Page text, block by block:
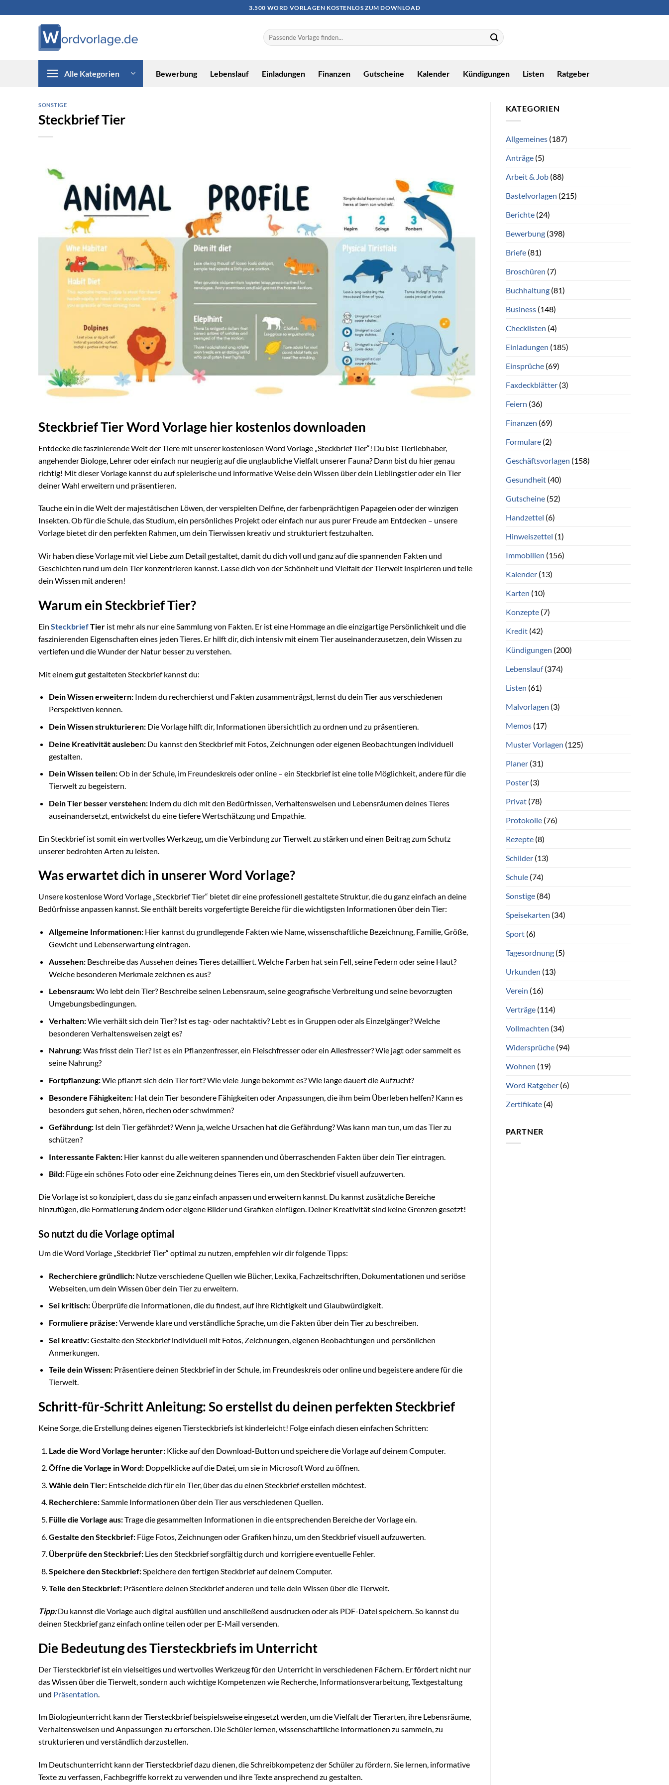
3.500 WORD VORLAGEN KOSTENLOS ZUM DOWNLOAD
Alle Kategorien Bewerbung Lebenslauf Einladungen Finanzen Gutscheine Kalender Kündigungen Listen Ratgeber
SONSTIGE
Steckbrief Tier
Steckbrief Tier Word Vorlage hier kostenlos downloaden
Entdecke die faszinierende Welt der Tiere mit unserer kostenlosen Word Vorlage „Steckbrief Tier“! Du bist Tierliebhaber,
angehender Biologe, Lehrer oder einfach nur neugierig auf die unglaubliche Vielfalt unserer Fauna? Dann bist du hier genau
richtig! Mit dieser Vorlage kannst du auf spielerische und informative Weise dein Wissen über dein Lieblingstier oder ein Tier
deiner Wahl erweitern und präsentieren.
Tauche ein in die Welt der majestätischen Löwen, der verspielten Delfine, der farbenprächtigen Papageien oder der winzigen
Insekten. Ob für die Schule, das Studium, ein persönliches Projekt oder einfach nur aus purer Freude am Entdecken – unsere
Vorlage bietet dir den perfekten Rahmen, um dein Tierwissen kreativ und strukturiert festzuhalten.
Wir haben diese Vorlage mit viel Liebe zum Detail gestaltet, damit du dich voll und ganz auf die spannenden Fakten und
Geschichten rund um dein Tier konzentrieren kannst. Lasse dich von der Schönheit und Vielfalt der Tierwelt inspirieren und teile
dein Wissen mit anderen!
Warum ein Steckbrief Tier?
Ein SteckbriefTier ist mehr als nur eine Sammlung von Fakten. Er ist eine Hommage an die einzigartige Persönlichkeit und die
faszinierenden Eigenschaften eines jeden Tieres. Er hilft dir, dich intensiv mit einem Tier auseinanderzusetzen, dein Wissen zu
vertiefen und die Wunder der Natur besser zu verstehen.
Mit einem gut gestalteten Steckbrief kannst du:
Dein Wissen erweitern:Indem du recherchierst und Fakten zusammenträgst, lernst du dein Tier aus verschiedenen
Perspektiven kennen.
Dein Wissen strukturieren:Die Vorlage hilft dir, Informationen übersichtlich zu ordnen und zu präsentieren.
Deine Kreativität ausleben:Du kannst den Steckbrief mit Fotos, Zeichnungen oder eigenen Beobachtungen individuell
gestalten.
Dein Wissen teilen:Ob in der Schule, im Freundeskreis oder online – ein Steckbrief ist eine tolle Möglichkeit, andere für die
Tierwelt zu begeistern.
Dein Tier besser verstehen:Indem du dich mit den Bedürfnissen, Verhaltensweisen und Lebensräumen deines Tieres
auseinandersetzt, entwickelst du eine tiefere Wertschätzung und Empathie.
Ein Steckbrief ist somit ein wertvolles Werkzeug, um die Verbindung zur Tierwelt zu stärken und einen Beitrag zum Schutz
unserer bedrohten Arten zu leisten.
Was erwartet dich in unserer Word Vorlage?
Unsere kostenlose Word Vorlage „Steckbrief Tier“ bietet dir eine professionell gestaltete Struktur, die du ganz einfach an deine
Bedürfnisse anpassen kannst. Sie enthält bereits vorgefertigte Bereiche für die wichtigsten Informationen über dein Tier:
Allgemeine Informationen:Hier kannst du grundlegende Fakten wie Name, wissenschaftliche Bezeichnung, Familie, Größe,
Gewicht und Lebenserwartung eintragen.
Aussehen:Beschreibe das Aussehen deines Tieres detailliert. Welche Farben hat sein Fell, seine Federn oder seine Haut?
Welche besonderen Merkmale zeichnen es aus?
Lebensraum:Wo lebt dein Tier? Beschreibe seinen Lebensraum, seine geografische Verbreitung und seine bevorzugten
Umgebungsbedingungen.
Verhalten:Wie verhält sich dein Tier? Ist es tag- oder nachtaktiv? Lebt es in Gruppen oder als Einzelgänger? Welche
besonderen Verhaltensweisen zeigt es?
Nahrung:Was frisst dein Tier? Ist es ein Pflanzenfresser, ein Fleischfresser oder ein Allesfresser? Wie jagt oder sammelt es
seine Nahrung?
Fortpflanzung:Wie pflanzt sich dein Tier fort? Wie viele Junge bekommt es? Wie lange dauert die Aufzucht?
Besondere Fähigkeiten:Hat dein Tier besondere Fähigkeiten oder Anpassungen, die ihm beim Überleben helfen? Kann es
besonders gut sehen, hören, riechen oder schwimmen?
Gefährdung:Ist dein Tier gefährdet? Wenn ja, welche Ursachen hat die Gefährdung? Was kann man tun, um das Tier zu
schützen?
Interessante Fakten:Hier kannst du alle weiteren spannenden und überraschenden Fakten über dein Tier eintragen.
Bild:Füge ein schönes Foto oder eine Zeichnung deines Tieres ein, um den Steckbrief visuell aufzuwerten.
Die Vorlage ist so konzipiert, dass du sie ganz einfach anpassen und erweitern kannst. Du kannst zusätzliche Bereiche
hinzufügen, die Formatierung ändern oder eigene Bilder und Grafiken einfügen. Deiner Kreativität sind keine Grenzen gesetzt!
So nutzt du die Vorlage optimal
Um die Word Vorlage „Steckbrief Tier“ optimal zu nutzen, empfehlen wir dir folgende Tipps:
Recherchiere gründlich:Nutze verschiedene Quellen wie Bücher, Lexika, Fachzeitschriften, Dokumentationen und seriöse
Webseiten, um dein Wissen über dein Tier zu erweitern.
Sei kritisch:Überprüfe die Informationen, die du findest, auf ihre Richtigkeit und Glaubwürdigkeit.
Formuliere präzise:Verwende klare und verständliche Sprache, um die Fakten über dein Tier zu beschreiben.
Sei kreativ:Gestalte den Steckbrief individuell mit Fotos, Zeichnungen, eigenen Beobachtungen und persönlichen
Anmerkungen.
Teile dein Wissen:Präsentiere deinen Steckbrief in der Schule, im Freundeskreis oder online und begeistere andere für die
Tierwelt.
Schritt-für-Schritt Anleitung: So erstellst du deinen perfekten Steckbrief
Keine Sorge, die Erstellung deines eigenen Tiersteckbriefs ist kinderleicht! Folge einfach diesen einfachen Schritten:
Lade die Word Vorlage herunter:Klicke auf den Download-Button und speichere die Vorlage auf deinem Computer.
Öffne die Vorlage in Word:Doppelklicke auf die Datei, um sie in Microsoft Word zu öffnen.
Wähle dein Tier:Entscheide dich für ein Tier, über das du einen Steckbrief erstellen möchtest.
Recherchiere:Sammle Informationen über dein Tier aus verschiedenen Quellen.
Fülle die Vorlage aus:Trage die gesammelten Informationen in die entsprechenden Bereiche der Vorlage ein.
Gestalte den Steckbrief:Füge Fotos, Zeichnungen oder Grafiken hinzu, um den Steckbrief visuell aufzuwerten.
Überprüfe den Steckbrief:Lies den Steckbrief sorgfältig durch und korrigiere eventuelle Fehler.
Speichere den Steckbrief:Speichere den fertigen Steckbrief auf deinem Computer.
Teile den Steckbrief:Präsentiere deinen Steckbrief anderen und teile dein Wissen über die Tierwelt.
Tipp:Du kannst die Vorlage auch digital ausfüllen und anschließend ausdrucken oder als PDF-Datei speichern. So kannst du
deinen Steckbrief ganz einfach online teilen oder per E-Mail versenden.
Die Bedeutung des Tiersteckbriefs im Unterricht
Der Tiersteckbrief ist ein vielseitiges und wertvolles Werkzeug für den Unterricht in verschiedenen Fächern. Er fördert nicht nur
das Wissen über die Tierwelt, sondern auch wichtige Kompetenzen wie Recherche, Informationsverarbeitung, Textgestaltung
und Präsentation
Im Biologieunterricht kann der Tiersteckbrief beispielsweise eingesetzt werden, um die Vielfalt der Tierarten, ihre Lebensräume,
Verhaltensweisen und Anpassungen zu erforschen. Die Schüler lernen, wissenschaftliche Informationen zu sammeln, zu
strukturieren und verständlich darzustellen.
Im Deutschunterricht kann der Tiersteckbrief dazu dienen, die Schreibkompetenz der Schüler zu fördern. Sie lernen, informative
Texte zu verfassen, Fachbegriffe korrekt zu verwenden und ihre Texte ansprechend zu gestalten.
KATEGORIEN
Allgemeines(187)
Anträge(5)
Arbeit & Job(88)
Bastelvorlagen (215)
Berichte(24)
Bewerbung(398)
Briefe(81)
Broschüren (7)
Buchhaltung(81)
Business(148)
Checklisten (4)
Einladungen (185)
Einsprüche(69)
Faxdeckblätter(3)
Feiern (36)
Finanzen (69)
Formulare(2)
Geschäftsvorlagen (158)
Gesundheit(40)
Gutscheine(52)
Handzettel (6)
Hinweiszettel (1)
Immobilien (156)
Kalender(13)
Karten (10)
Konzepte(7)
Kredit(42)
Kündigungen (200)
Lebenslauf(374)
Listen (61)
Malvorlagen (3)
Memos(17)
Muster Vorlagen (125)
Planer(31)
Poster(3)
Privat(78)
Protokolle(76)
Rezepte(8)
Schilder(13)
Schule(74)
Sonstige(84)
Speisekarten (34)
Sport(6)
Tagesordnung(5)
Urkunden (13)
Verein (16)
Verträge(114)
Vollmachten (34)
Widersprüche(94)
Wohnen (19)
Word Ratgeber(6)
Zertifikate(4)
PARTNER